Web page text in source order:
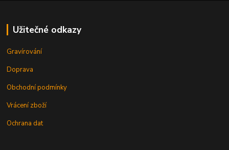
Užitečné odkazy
Gravírování
Doprava
Obchodní podmínky
Vrácení zboží
Ochrana dat